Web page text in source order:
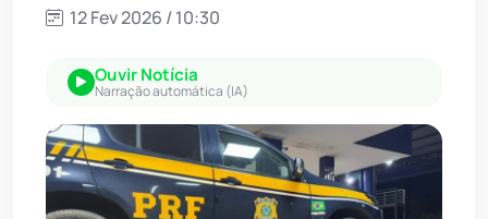
12 Fev 2026 / 10:30
Ouvir Notícia
Narração automática (IA)